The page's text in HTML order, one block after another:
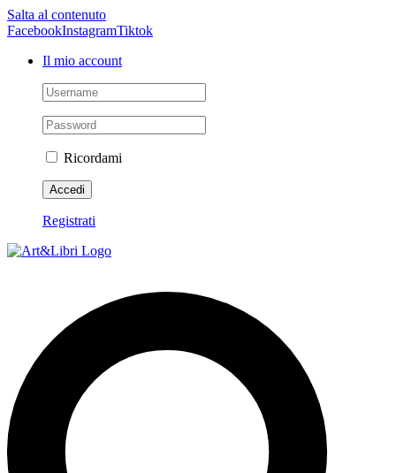
Salta al contenuto
FacebookInstagramTiktok
Il mio account
Ricordami
Registrati